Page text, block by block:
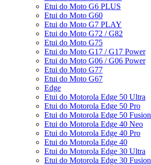
Etui do Moto G6 PLUS
Etui do Moto G60
Etui do Moto G7 PLAY
Etui do Moto G72 / G82
Etui do Moto G75
Etui do Moto G17 / G17 Power
Etui do Moto G06 / G06 Power
Etui do Moto G77
Etui do Moto G67
Edge
Etui do Motorola Edge 50 Ultra
Etui do Motorola Edge 50 Pro
Etui do Motorola Edge 50 Fusion
Etui do Motorola Edge 40 Neo
Etui do Motorola Edge 40 Pro
Etui do Motorola Edge 40
Etui do Motorola Edge 30 Ultra
Etui do Motorola Edge 30 Fusion